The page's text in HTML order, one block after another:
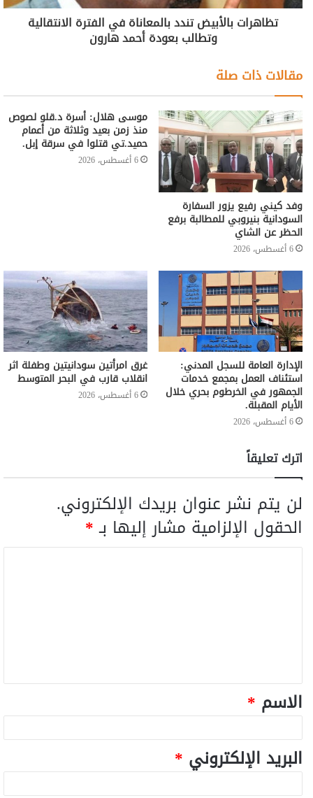
تظاهرات بالأبيض تندد بالمعاناة في الفترة الانتقالية
وتطالب بعودة أحمد هارون
مقالات ذات صلة
وفد كيني رفيع يزور السفارة
السودانية بنيروبي للمطالبة برفع
الحظر عن الشاي
6 أغسطس، 2026
موسى هلال: أسرة د.قلو لصوص
منذ زمن بعيد وثلاثة من أعمام
حميد.تي قتلوا في سرقة إبل.
6 أغسطس، 2026
الإدارة العامة للسجل المدني:
استئناف العمل بمجمع خدمات
الجمهور في الخرطوم بحري خلال
الأيام المقبلة.
6 أغسطس، 2026
غرق امرأتين سودانيتين وطفلة اثر
انقلاب قارب في البحر المتوسط
6 أغسطس، 2026
اترك تعليقاً
لن يتم نشر عنوان بريدك الإلكتروني.
الحقول الإلزامية مشار إليها بـ*
الاسم *
البريد الإلكتروني *